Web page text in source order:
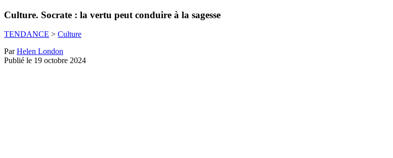
Culture. Socrate : la vertu peut conduire à la sagesse
TENDANCE > Culture
ParHelen London
Publié le 19 octobre 2024